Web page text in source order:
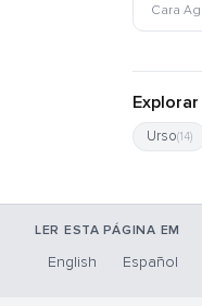
Cara
Urso(14)
LER ESTA PÁGINA EM
English Español